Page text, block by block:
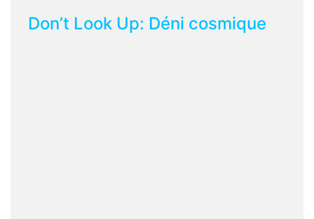
Don’t Look Up: Déni cosmique